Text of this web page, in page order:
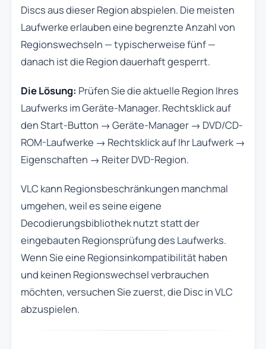
Discs aus dieser Region abspielen. Die meisten
Laufwerke erlauben eine begrenzte Anzahl von
Regionswechseln — typischerweise fünf —
danach ist die Region dauerhaft gesperrt.
Die Lösung: Prüfen Sie die aktuelle Region Ihres
Laufwerks im Geräte-Manager. Rechtsklick auf
den Start-Button → Geräte-Manager → DVD/CD-
ROM-Laufwerke → Rechtsklick auf Ihr Laufwerk →
Eigenschaften → Reiter DVD-Region.
VLC kann Regionsbeschränkungen manchmal
umgehen, weil es seine eigene
Decodierungsbibliothek nutzt statt der
eingebauten Regionsprüfung des Laufwerks.
Wenn Sie eine Regionsinkompatibilität haben
und keinen Regionswechsel verbrauchen
möchten, versuchen Sie zuerst, die Disc in VLC
abzuspielen.